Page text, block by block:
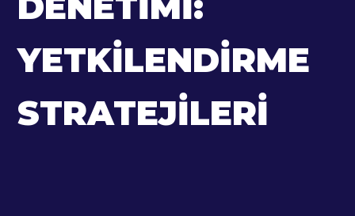
YETKILENDIRME
STRATEJILERI